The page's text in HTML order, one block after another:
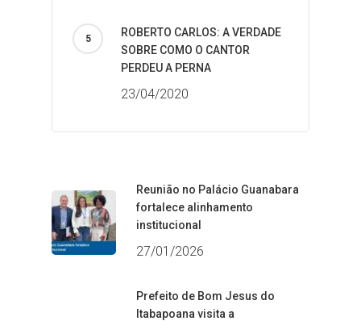
ROBERTO CARLOS: A VERDADE
SOBRE COMO O CANTOR
PERDEU A PERNA
23/04/2020
Reunião no Palácio Guanabara
fortalece alinhamento
institucional
27/01/2026
Prefeito de Bom Jesus do
Itabapoana visita a